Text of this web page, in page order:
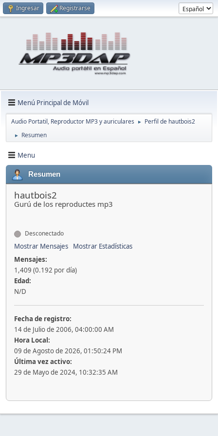
Ingresar Registrarse
Menú Principal de Móvil
Audio Portatil, Reproductor MP3 y auriculares ► Perfil de hautbois2
► Resumen
Menu
Resumen
hautbois2
Gurú de los reproductes mp3
Desconectado
Mostrar Mensajes
Mostrar Estadísticas
Mensajes:
1,409 (0.192 por día)
Edad:
N/D
Fecha de registro:
14 de Julio de 2006, 04:00:00 AM
Hora Local:
09 de Agosto de 2026, 01:50:24 PM
Última vez activo:
29 de Mayo de 2024, 10:32:35 AM